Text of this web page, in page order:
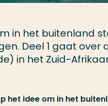
in het buitenland
Deel 1 gaat
in het Zuid-
het idee om in het